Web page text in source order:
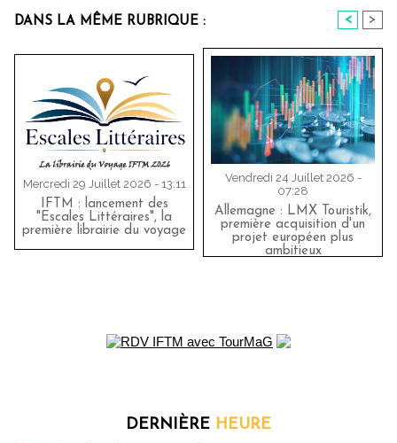
DANS LA MÊME RUBRIQUE : < >
Mercredi 29 Juillet 2026 - 13:11
IFTM : lancement des
"Escales Littéraires", la
première librairie du voyage
Vendredi 24 Juillet 2026 -
07:28
Allemagne : LMX Touristik,
première acquisition d'un
projet européen plus
ambitieux
DERNIÈRE HEURE